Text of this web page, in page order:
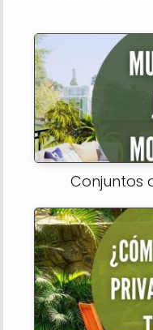
Conjuntos